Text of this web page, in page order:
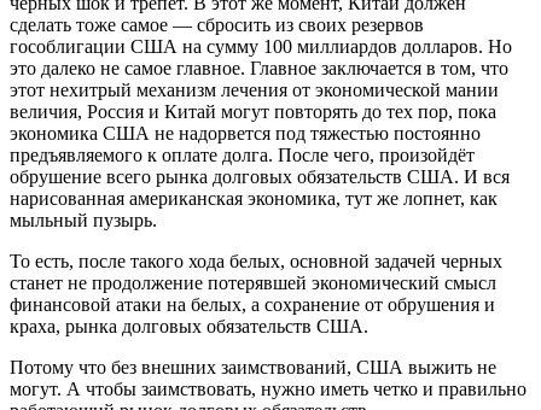
сделать тоже самое — сбросить из своих резервов
гособлигации США на сумму 100 миллиардов долларов. Но
это далеко не самое главное. Главное заключается в том, что
этот нехитрый механизм лечения от экономической мании
величия, Россия и Китай могут повторять до тех пор, пока
экономика США не надорвется под тяжестью постоянно
предъявляемого к оплате долга. После чего, произойдёт
обрушение всего рынка долговых обязательств США. И вся
нарисованная американская экономика, тут же лопнет, как
мыльный пузырь.
То есть, после такого хода белых, основной задачей черных
станет не продолжение потерявшей экономический смысл
финансовой атаки на белых, а сохранение от обрушения и
краха, рынка долговых обязательств США.
Потому что без внешних заимствований, США выжить не
могут. А чтобы заимствовать, нужно иметь четко и правильно